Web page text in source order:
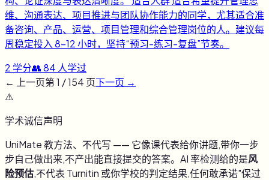
维、沟通表达、项目推进与团队协作能力的同学，尤其适合准
备咨询、产品、运营、项目管理和综合管理岗位的人。建议每
周稳定投入 8-12 小时，坚持“预习-练习-复盘”节奏。
2 学分👥84 人学过
← 上一页第1 /154 页下一页 →
⚠️
学术诚信声明
UniMate 教方法、不代写 —— 它像课代表给你讲题,带你一步
步自己做出来,不产出能直接提交的答案。AI 率检测给的是风
险预估,不代表 Turnitin 或你学校的判定结果,任何敢承诺"保过